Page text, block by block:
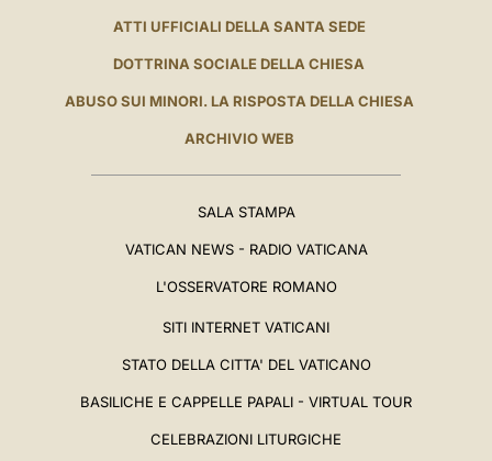
ATTI UFFICIALI DELLA SANTA SEDE
DOTTRINA SOCIALE DELLA CHIESA
ABUSO SUI MINORI. LA RISPOSTA DELLA CHIESA
ARCHIVIO WEB
SALA STAMPA
VATICAN NEWS - RADIO VATICANA
L'OSSERVATORE ROMANO
SITI INTERNET VATICANI
STATO DELLA CITTA' DEL VATICANO
BASILICHE E CAPPELLE PAPALI - VIRTUAL TOUR
CELEBRAZIONI LITURGICHE